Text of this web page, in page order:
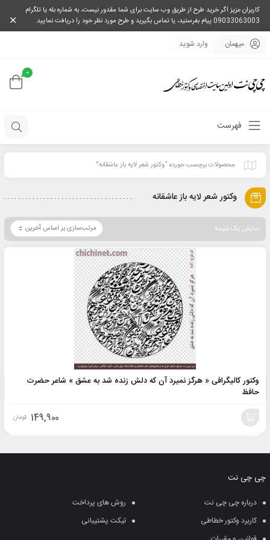
کاربران عزیز اگر خرید طرح از طریق وب سایت برای شما مقدور نیست، به شماره بله یا تلگرام
09033063003 پیام بفرستید، یا تماس بگیرید و طرح مورد نظر خود را دریافت نمایید.
میهمان وارد شوید
0
فهرست
محصولات برچسب خورده “وکتور شعر لایه باز عاشقانه”
وکتور شعر لایه باز عاشقانه
نمایش یک نتیجه
وکتور کالیگرافی « هرگز نمیرد آن که دلش زنده شد به عشق » شاعر حضرت
حافظ
149,900 تومان
سبد
چی چی نت
درباره چی چی نت
روش های پرداخت
کاربرد وکتور خطاطی
تیکت پشتیبانی